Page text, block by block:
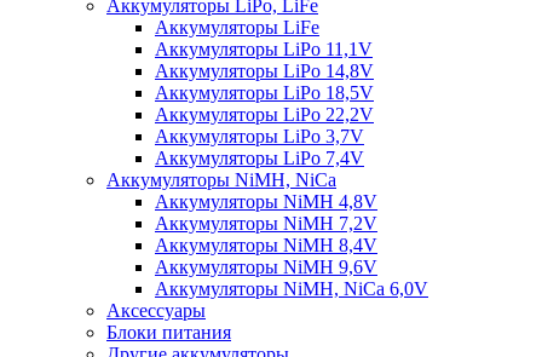
Аккумуляторы LiPo, LiFe
Аккумуляторы LiFe
Аккумуляторы LiPo 11,1V
Аккумуляторы LiPo 14,8V
Аккумуляторы LiPo 18,5V
Аккумуляторы LiPo 22,2V
Аккумуляторы LiPo 3,7V
Аккумуляторы LiPo 7,4V
Аккумуляторы NiMH, NiCa
Аккумуляторы NiMH 4,8V
Аккумуляторы NiMH 7,2V
Аккумуляторы NiMH 8,4V
Аккумуляторы NiMH 9,6V
Аккумуляторы NiMH, NiCa 6,0V
Аксессуары
Блоки питания